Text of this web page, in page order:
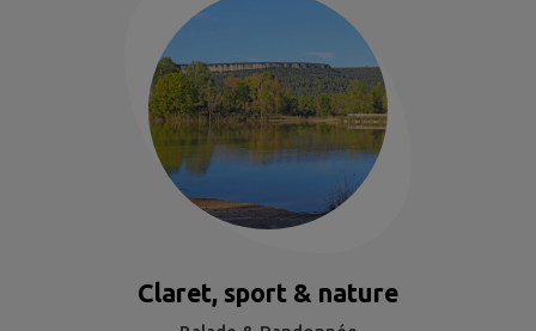
Claret, sport & nature